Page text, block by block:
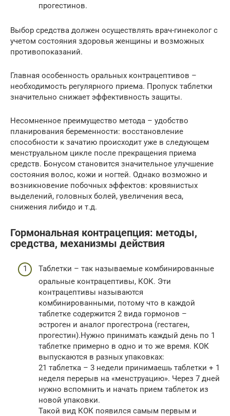
прогестинов.
Выбор средства должен осуществлять врач-гинеколог с
учетом состояния здоровья женщины и возможных
противопоказаний.
Главная особенность оральных контрацептивов –
необходимость регулярного приема. Пропуск таблетки
значительно снижает эффективность защиты.
Несомненное преимущество метода – удобство
планирования беременности: восстановление
способности к зачатию происходит уже в следующем
менструальном цикле после прекращения приема
средств. Бонусом становится значительное улучшение
состояния волос, кожи и ногтей. Однако возможно и
возникновение побочных эффектов: кровянистых
выделений, головных болей, увеличения веса,
снижения либидо и т.д.
Гормональная контрацепция: методы,
средства, механизмы действия
Таблетки – так называемые комбинированные
оральные контрацептивы, КОК. Эти
контрацептивы называются
комбинированными, потому что в каждой
таблетке содержится 2 вида гормонов –
эстроген и аналог прогестрона (гестаген,
прогестин).Нужно принимать каждый день по 1
таблетке примерно в одно и то же время. КОК
выпускаются в разных упаковках:
21 таблетка – 3 недели принимаешь таблетки + 1
неделя перерыв на «менструацию». Через 7 дней
нужно вспомнить и начать прием таблеток из
новой упаковки.
Такой вид КОК появился самым первым и